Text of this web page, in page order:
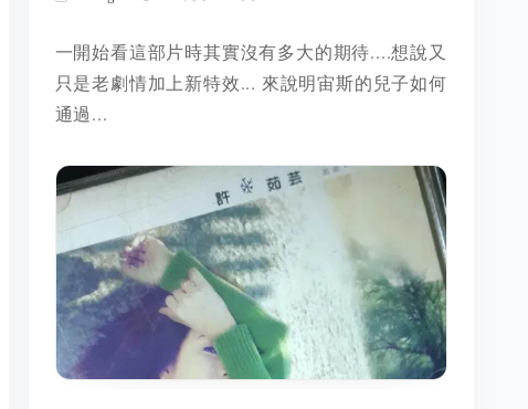
一開始看這部片時其實沒有多大的期待....想說又
只是老劇情加上新特效... 來說明宙斯的兒子如何
通過...